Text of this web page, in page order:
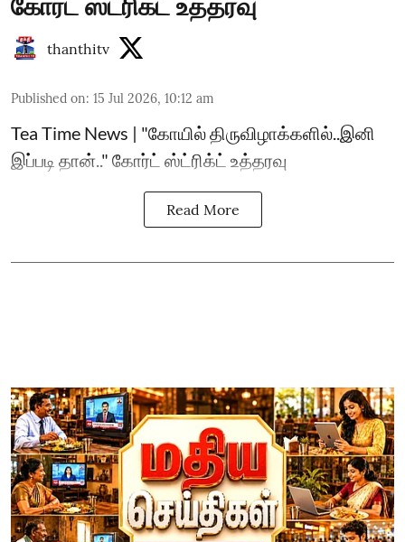
thanthitv
Published on: 15 Jul 2026, 10:12 am
Tea Time News | "கோயில் திருவிழாக்களில்..இனி
இப்படி தான்.." கோர்ட் ஸ்ட்ரிக்ட் உத்தரவு
Read More